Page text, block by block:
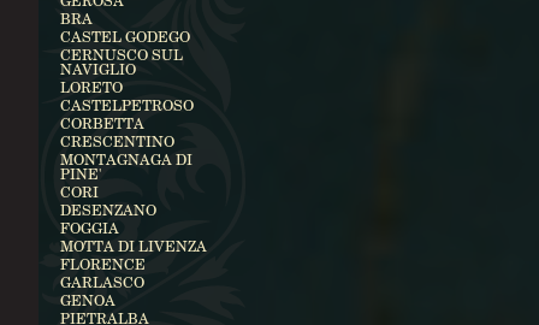
BRA
CASTEL GODEGO
CERNUSCO SUL
NAVIGLIO
LORETO
CASTELPETROSO
CORBETTA
CRESCENTINO
MONTAGNAGA DI
PINE'
CORI
DESENZANO
FOGGIA
MOTTA DI LIVENZA
FLORENCE
GARLASCO
GENOA
PIETRALBA